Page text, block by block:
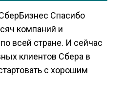
Спасибо
компаний и
всей стране. И сейчас
клиентов Сбера в
с хорошим